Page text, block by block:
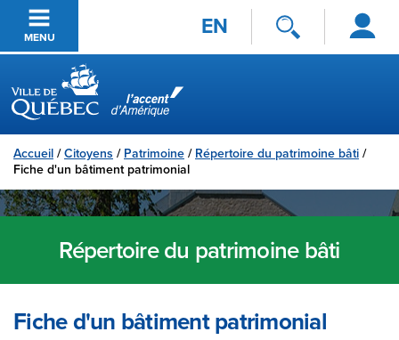
Passer au contenu principal
MENU EN
Se
connecter
Ville de Québec
Accueil /Citoyens / Patrimoine / Répertoire du patrimoine bâti /
Fiche d'un bâtiment patrimonial
Répertoire du patrimoine bâti
Fiche d'un bâtiment patrimonial